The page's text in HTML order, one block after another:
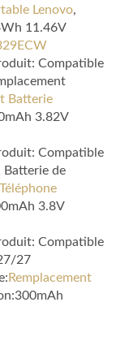
Lenovo,
11.46V
Compatible
Batterie
3.82V
Compatible
Batterie de
3.8V
Compatible
27
Remplacement